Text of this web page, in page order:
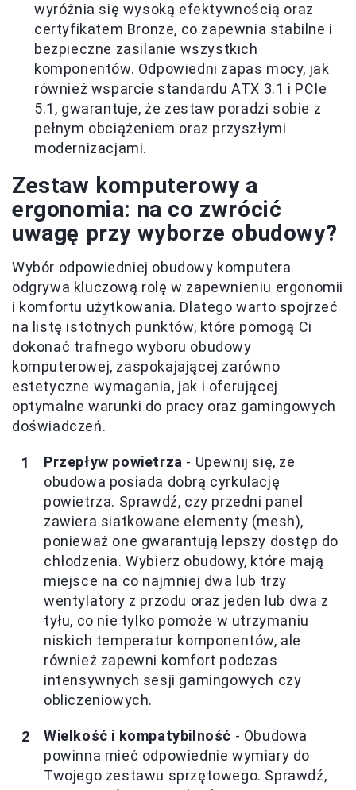
wyróżnia się wysoką efektywnością oraz
certyfikatem Bronze, co zapewnia stabilne i
bezpieczne zasilanie wszystkich
komponentów. Odpowiedni zapas mocy, jak
również wsparcie standardu ATX 3.1 i PCIe
5.1, gwarantuje, że zestaw poradzi sobie z
pełnym obciążeniem oraz przyszłymi
modernizacjami.
Zestaw komputerowy a
ergonomia: na co zwrócić
uwagę przy wyborze obudowy?
Wybór odpowiedniej obudowy komputera
odgrywa kluczową rolę w zapewnieniu ergonomii
i komfortu użytkowania. Dlatego warto spojrzeć
na listę istotnych punktów, które pomogą Ci
dokonać trafnego wyboru obudowy
komputerowej, zaspokajającej zarówno
estetyczne wymagania, jak i oferującej
optymalne warunki do pracy oraz gamingowych
doświadczeń.
Przepływ powietrza - Upewnij się, że
obudowa posiada dobrą cyrkulację
powietrza. Sprawdź, czy przedni panel
zawiera siatkowane elementy (mesh),
ponieważ one gwarantują lepszy dostęp do
chłodzenia. Wybierz obudowy, które mają
miejsce na co najmniej dwa lub trzy
wentylatory z przodu oraz jeden lub dwa z
tyłu, co nie tylko pomoże w utrzymaniu
niskich temperatur komponentów, ale
również zapewni komfort podczas
intensywnych sesji gamingowych czy
obliczeniowych.
Wielkość i kompatybilność - Obudowa
powinna mieć odpowiednie wymiary do
Twojego zestawu sprzętowego. Sprawdź,